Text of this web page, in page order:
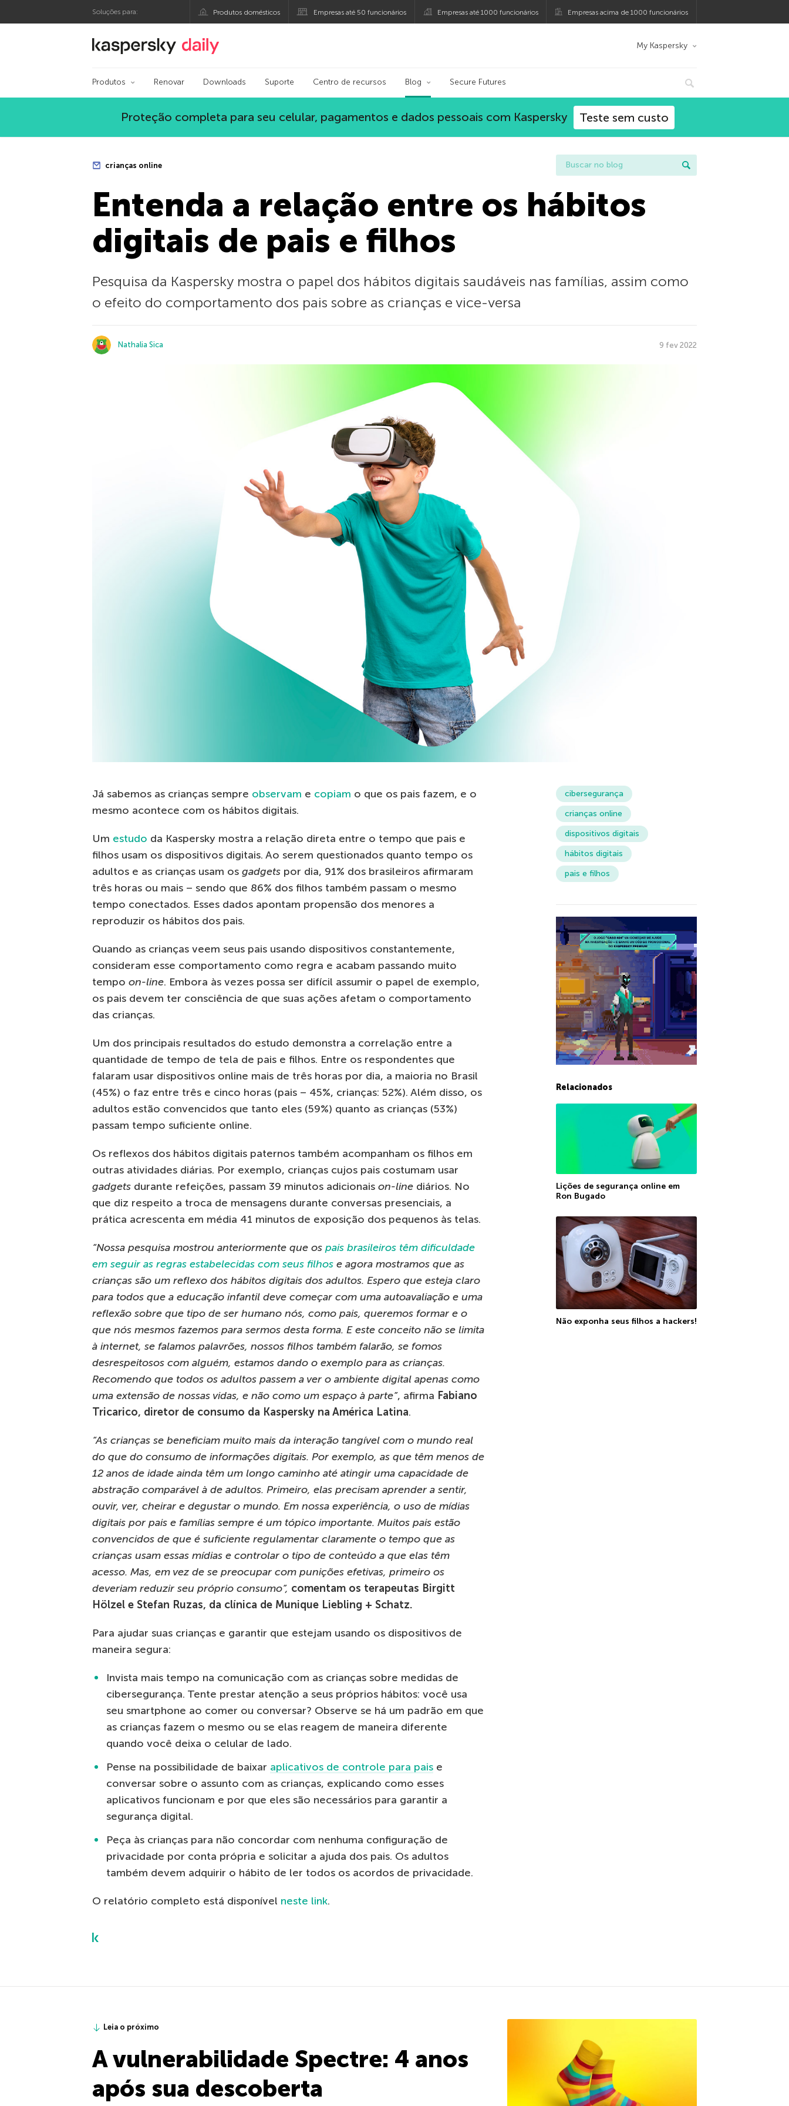
Soluções para: Produtos domésticos Empresas até 50 funcionários Empresas até 1000 funcionários Empresas acima de 1000 funcionários
Blog oficial da Kaspersky My Kaspersky
Produtos Renovar Downloads Suporte Centro de recursos Blog Secure Futures
Proteção completa para seu celular, pagamentos e dados pessoais com Kaspersky Teste sem custo
crianças online
Entenda a relação entre os hábitos
digitais de pais e filhos
Pesquisa da Kaspersky mostra o papel dos hábitos digitais saudáveis nas famílias, assim como
o efeito do comportamento dos pais sobre as crianças e vice-versa
Nathalia Sica 9 fev 2022
Já sabemos as crianças sempre observam e copiam o que os pais fazem, e o
mesmo acontece com os hábitos digitais.
Um estudo da Kaspersky mostra a relação direta entre o tempo que pais e
filhos usam os dispositivos digitais. Ao serem questionados quanto tempo os
adultos e as crianças usam os gadgets por dia, 91% dos brasileiros afirmaram
três horas ou mais – sendo que 86% dos filhos também passam o mesmo
tempo conectados. Esses dados apontam propensão dos menores a
reproduzir os hábitos dos pais.
Quando as crianças veem seus pais usando dispositivos constantemente,
consideram esse comportamento como regra e acabam passando muito
tempo on-line. Embora às vezes possa ser difícil assumir o papel de exemplo,
os pais devem ter consciência de que suas ações afetam o comportamento
das crianças.
Um dos principais resultados do estudo demonstra a correlação entre a
quantidade de tempo de tela de pais e filhos. Entre os respondentes que
falaram usar dispositivos online mais de três horas por dia, a maioria no Brasil
(45%) o faz entre três e cinco horas (pais – 45%, crianças: 52%). Além disso, os
adultos estão convencidos que tanto eles (59%) quanto as crianças (53%)
passam tempo suficiente online.
Os reflexos dos hábitos digitais paternos também acompanham os filhos em
outras atividades diárias. Por exemplo, crianças cujos pais costumam usar
gadgets durante refeições, passam 39 minutos adicionais on-line diários. No
que diz respeito a troca de mensagens durante conversas presenciais, a
prática acrescenta em média 41 minutos de exposição dos pequenos às telas.
“Nossa pesquisa mostrou anteriormente que os pais brasileiros têm dificuldade
em seguir as regras estabelecidas com seus filhos e agora mostramos que as
crianças são um reflexo dos hábitos digitais dos adultos. Espero que esteja claro
para todos que a educação infantil deve começar com uma autoavaliação e uma
reflexão sobre que tipo de ser humano nós, como pais, queremos formar e o
que nós mesmos fazemos para sermos desta forma. E este conceito não se limita
à internet, se falamos palavrões, nossos filhos também falarão, se fomos
desrespeitosos com alguém, estamos dando o exemplo para as crianças.
Recomendo que todos os adultos passem a ver o ambiente digital apenas como
uma extensão de nossas vidas, e não como um espaço à parte”, afirma Fabiano
Tricarico, diretor de consumo da Kaspersky na América Latina.
“As crianças se beneficiam muito mais da interação tangível com o mundo real
do que do consumo de informações digitais. Por exemplo, as que têm menos de
12 anos de idade ainda têm um longo caminho até atingir uma capacidade de
abstração comparável à de adultos. Primeiro, elas precisam aprender a sentir,
ouvir, ver, cheirar e degustar o mundo. Em nossa experiência, o uso de mídias
digitais por pais e famílias sempre é um tópico importante. Muitos pais estão
convencidos de que é suficiente regulamentar claramente o tempo que as
crianças usam essas mídias e controlar o tipo de conteúdo a que elas têm
acesso. Mas, em vez de se preocupar com punições efetivas, primeiro os
deveriam reduzir seu próprio consumo”, comentam os terapeutas Birgitt
Hölzel e Stefan Ruzas, da clínica de Munique Liebling + Schatz.
Para ajudar suas crianças e garantir que estejam usando os dispositivos de
maneira segura:
Invista mais tempo na comunicação com as crianças sobre medidas de
cibersegurança. Tente prestar atenção a seus próprios hábitos: você usa
seu smartphone ao comer ou conversar? Observe se há um padrão em que
as crianças fazem o mesmo ou se elas reagem de maneira diferente
quando você deixa o celular de lado.
Pense na possibilidade de baixar aplicativos de controle para pais e
conversar sobre o assunto com as crianças, explicando como esses
aplicativos funcionam e por que eles são necessários para garantir a
segurança digital.
Peça às crianças para não concordar com nenhuma configuração de
privacidade por conta própria e solicitar a ajuda dos pais. Os adultos
também devem adquirir o hábito de ler todos os acordos de privacidade.
O relatório completo está disponível neste link.
cibersegurança
crianças online
dispositivos digitais
hábitos digitais
pais e filhos
Relacionados
Lições de segurança online em
Ron Bugado
Não exponha seus filhos a hackers!
Leia o próximo
A vulnerabilidade Spectre: 4 anos
após sua descoberta